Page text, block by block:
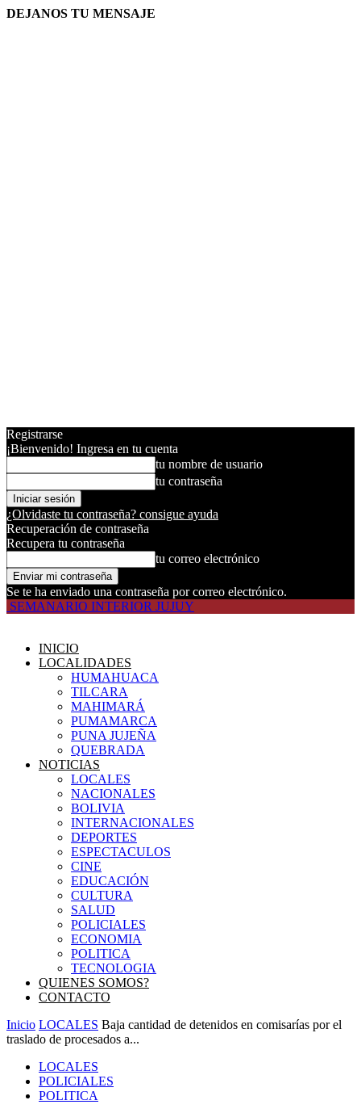
DEJANOS TU MENSAJE
Registrarse
¡Bienvenido! Ingresa en tu cuenta
tu nombre de usuario
tu contraseña
¿Olvidaste tu contraseña? consigue ayuda
Recuperación de contraseña
Recupera tu contraseña
tu correo electrónico
Se te ha enviado una contraseña por correo electrónico.
SEMANARIO INTERIOR JUJUY
INICIO
LOCALIDADES
HUMAHUACA
TILCARA
MAHIMARÁ
PUMAMARCA
PUNA JUJEÑA
QUEBRADA
NOTICIAS
LOCALES
NACIONALES
BOLIVIA
INTERNACIONALES
DEPORTES
ESPECTACULOS
CINE
EDUCACIÓN
CULTURA
SALUD
POLICIALES
ECONOMIA
POLITICA
TECNOLOGIA
QUIENES SOMOS?
CONTACTO
Inicio LOCALES Baja cantidad de detenidos en comisarías por el
traslado de procesados a...
LOCALES
POLICIALES
POLITICA